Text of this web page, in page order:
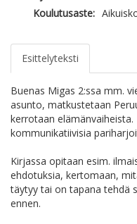
Koulutusaste:
Esittelyteksti
Buenas Migas 2:ssa mm.
asunto, matkustetaan
kerrotaan
kommunikatiivisia
Kirjassa opitaan esim.
ehdotuksia, kertomaan,
täytyy tai on tapana tehdä
ennen.